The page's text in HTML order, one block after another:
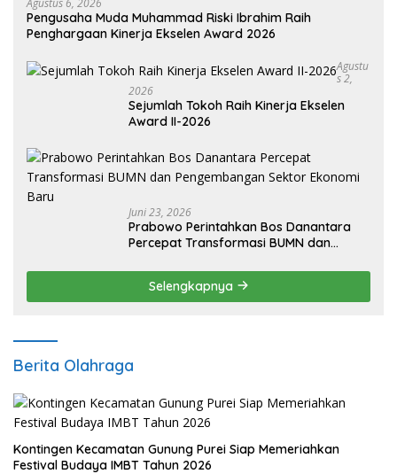
Pengusaha Muda Muhammad Riski Ibrahim Raih
Penghargaan Kinerja Ekselen Award 2026
Agustu
S 2,
2026
Sejumlah Tokoh Raih Kinerja Ekselen
Award II-2026
Juni 23, 2026
Prabowo Perintahkan Bos Danantara
Percepat Transformasi BUMN dan
Selengkapnya
Berita Olahraga
Kontingen Kecamatan Gunung Purei Siap Memeriahkan
Festival Budaya IMBT Tahun 2026